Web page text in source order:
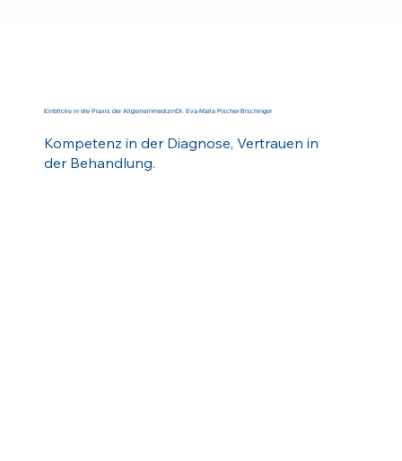
Kompetenz in der Diagnose, Vertrauen in
der Behandlung.
Einblicke in die Praxis der AllgemeinmedizinDr. Eva-Maria Fischer-Bischinger